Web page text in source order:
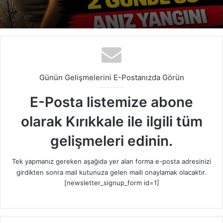
Günün Gelişmelerini E-Postanızda Görün
E-Posta listemize abone
olarak Kırıkkale ile ilgili tüm
gelişmeleri edinin.
Tek yapmanız gereken aşağıda yer alan forma e-posta adresinizi
girdikten sonra mail kutunuza gelen maili onaylamak olacaktır.
[newsletter_signup_form id=1]